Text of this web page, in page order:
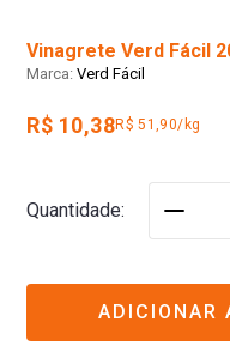
Vinagrete Verd Fácil
Verd Fácil
R$ 10,38R$ 51,90/kg
Quantidade
ADICIONAR